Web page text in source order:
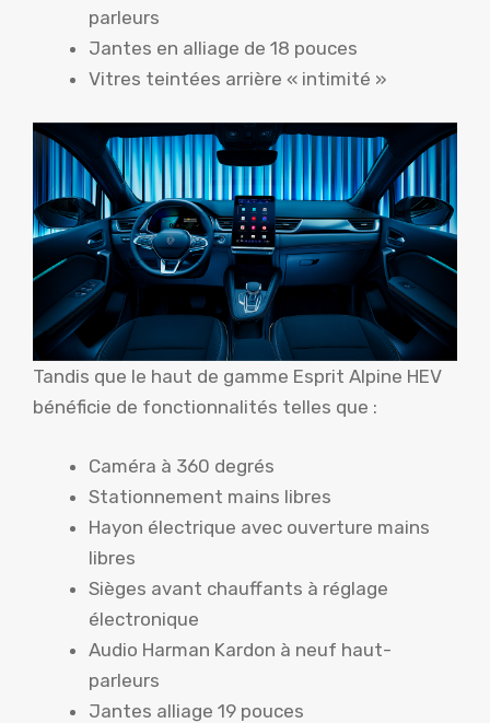
parleurs
Jantes en alliage de 18 pouces
Vitres teintées arrière « intimité »
Tandis que le haut de gamme Esprit Alpine HEV
bénéficie de fonctionnalités telles que :
Caméra à 360 degrés
Stationnement mains libres
Hayon électrique avec ouverture mains
libres
Sièges avant chauffants à réglage
électronique
Audio Harman Kardon à neuf haut-
parleurs
Jantes alliage 19 pouces